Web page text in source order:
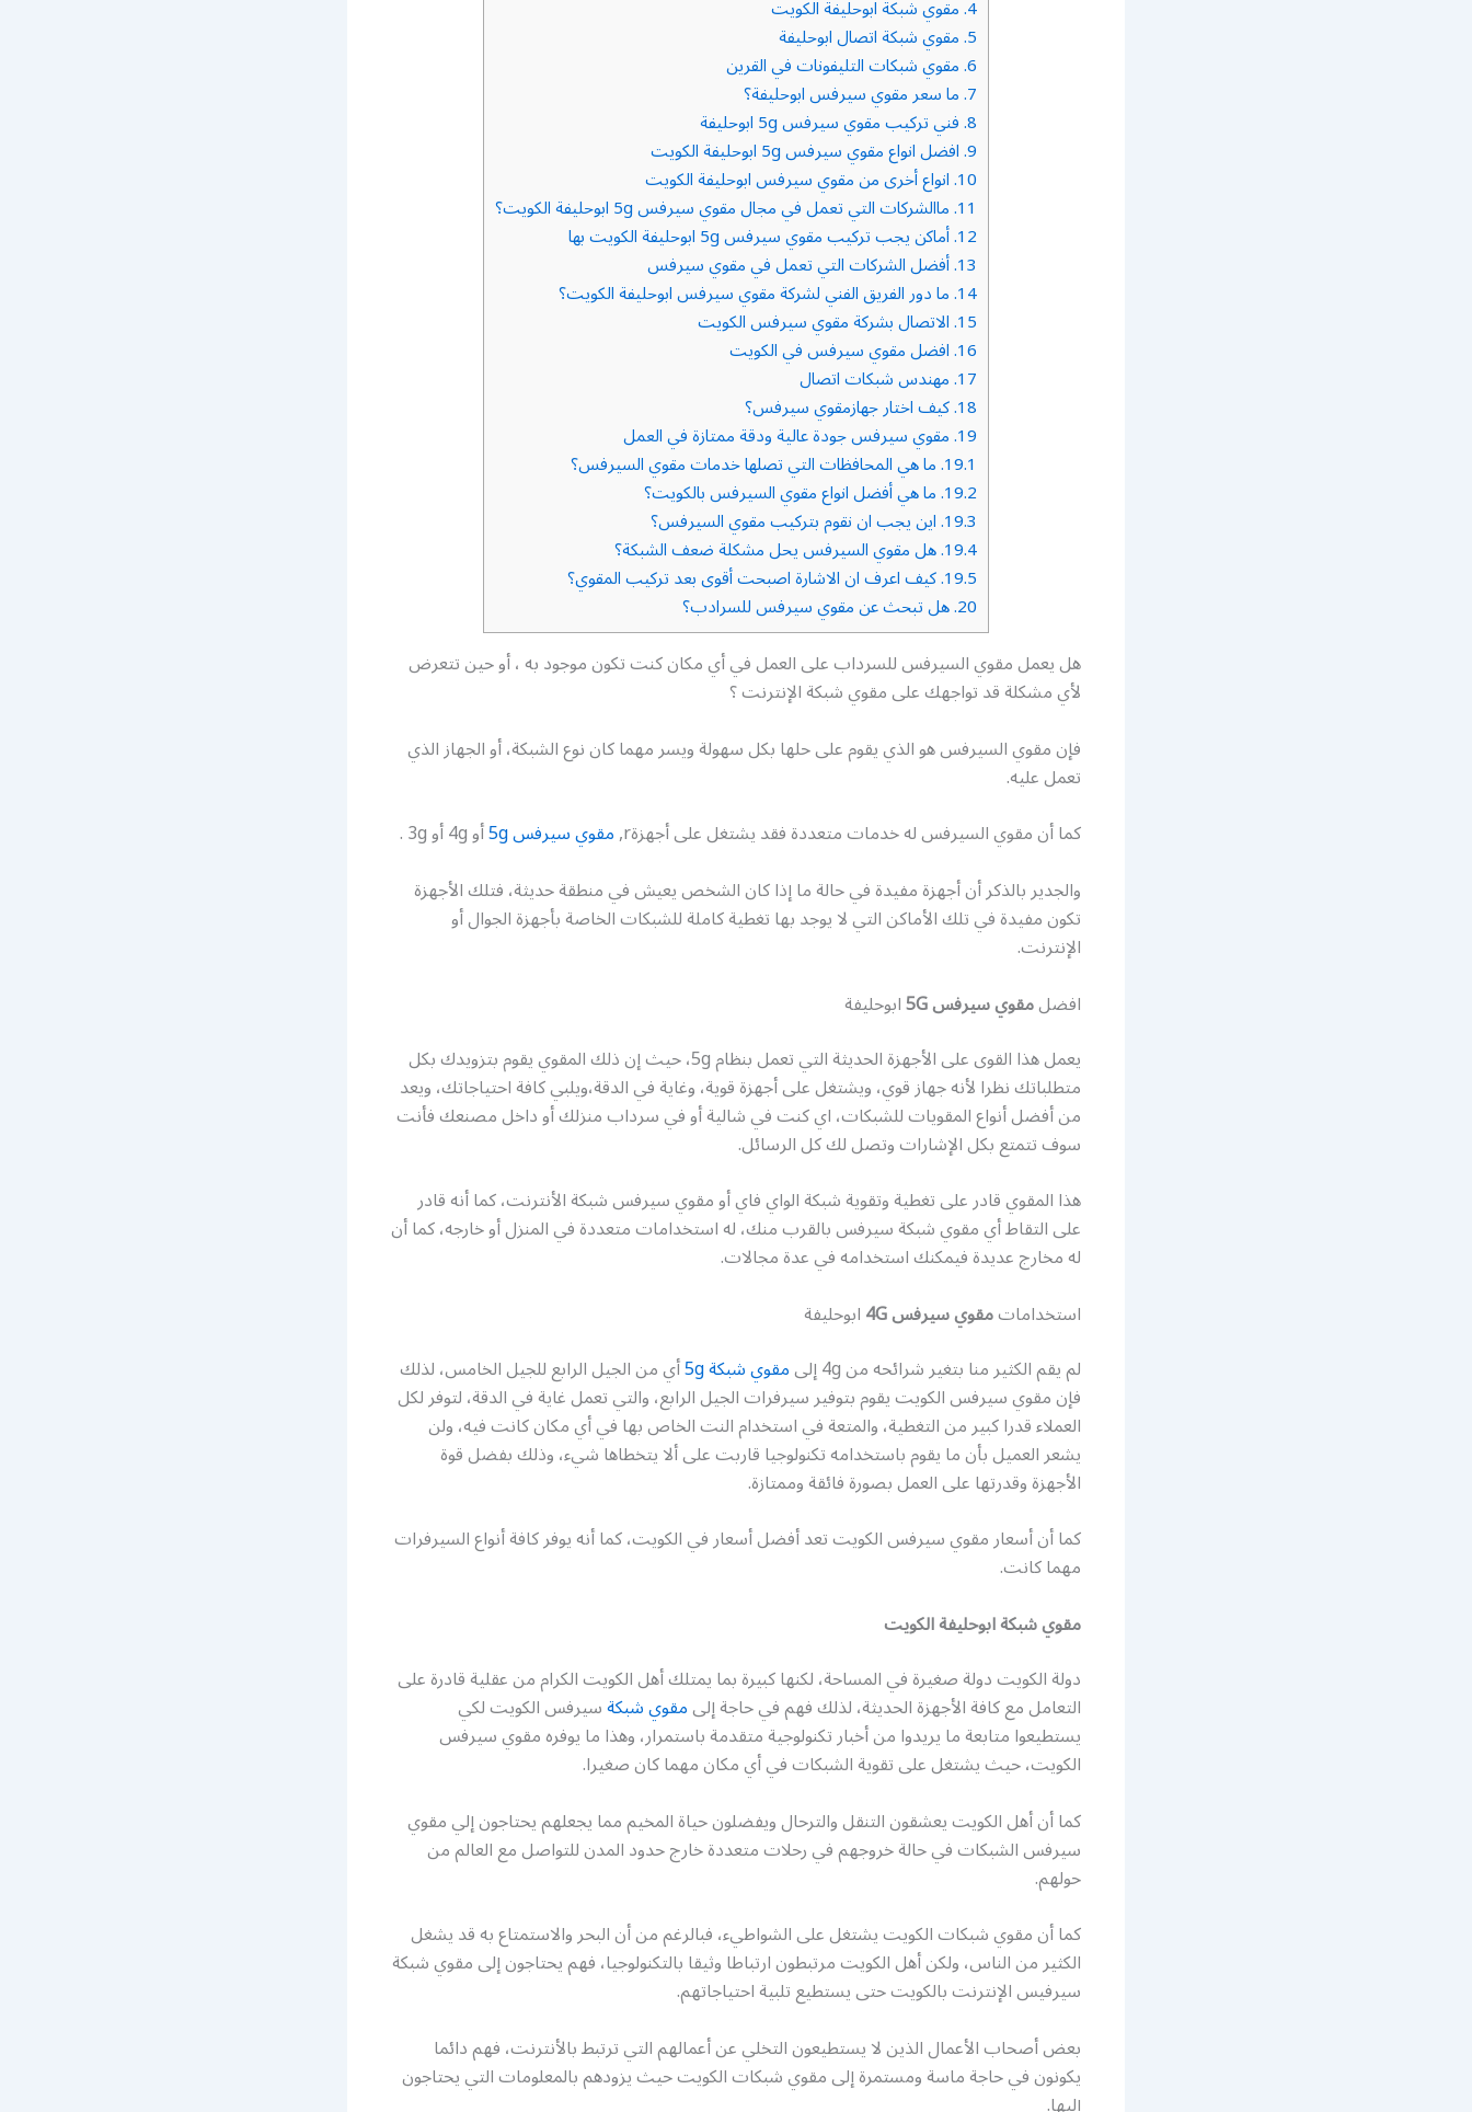
4. مقوي شبكة ابوحليفة الكويت
5. مقوي شبكة اتصال ابوحليفة
6. مقوي شبكات التليفونات في القرين
7. ما سعر مقوي سيرفس ابوحليفة؟
8. فني تركيب مقوي سيرفس 5g ابوحليفة
9. افضل انواع مقوي سيرفس 5g ابوحليفة الكويت
10. انواع أخرى من مقوي سيرفس ابوحليفة الكويت
11. ماالشركات التي تعمل في مجال مقوي سيرفس 5g ابوحليفة الكويت؟
12. أماكن يجب تركيب مقوي سيرفس 5g ابوحليفة الكويت بها
13. أفضل الشركات التي تعمل في مقوي سيرفس
14. ما دور الفريق الفني لشركة مقوي سيرفس ابوحليفة الكويت؟
15. الاتصال بشركة مقوي سيرفس الكويت
16. افضل مقوي سيرفس في الكويت
17. مهندس شبكات اتصال
18. كيف اختار جهازمقوي سيرفس؟
19. مقوي سيرفس جودة عالية ودقة ممتازة في العمل
19.1. ما هي المحافظات التي تصلها خدمات مقوي السيرفس؟
19.2. ما هي أفضل انواع مقوي السيرفس بالكويت؟
19.3. اين يجب ان نقوم بتركيب مقوي السيرفس؟
19.4. هل مقوي السيرفس يحل مشكلة ضعف الشبكة؟
19.5. كيف اعرف ان الاشارة اصبحت أقوى بعد تركيب المقوي؟
20. هل تبحث عن مقوي سيرفس للسرادب؟
هل يعمل مقوي السيرفس للسرداب على العمل في أي مكان كنت تكون موجود به ، أو حين تتعرض
لأي مشكلة قد تواجهك على مقوي شبكة الإنترنت ؟
فإن مقوي السيرفس هو الذي يقوم على حلها بكل سهولة ويسر مهما كان نوع الشبكة، أو الجهاز الذي
تعمل عليه.
كما أن مقوي السيرفس له خدمات متعددة فقد يشتغل على أجهزةr, مقوي سيرفس 5g
أو 4g أو 3g .
والجدير بالذكر أن أجهزة مفيدة في حالة ما إذا كان الشخص يعيش في منطقة حديثة، فتلك الأجهزة
تكون مفيدة في تلك الأماكن التي لا يوجد بها تغطية كاملة للشبكات الخاصة بأجهزة الجوال أو
الإنترنت.
افضلمقوي سيرفس 5G
ابوحليفة
يعمل هذا القوى على الأجهزة الحديثة التي تعمل بنظام 5g، حيث إن ذلك المقوي يقوم بتزويدك بكل
متطلباتك نظرا لأنه جهاز قوي، ويشتغل على أجهزة قوية، وغاية في الدقة،ويلبي كافة احتياجاتك، ويعد
من أفضل أنواع المقويات للشبكات، اي كنت في شالية أو في سرداب منزلك أو داخل مصنعك فأنت
سوف تتمتع بكل الإشارات وتصل لك كل الرسائل.
هذا المقوي قادر على تغطية وتقوية شبكة الواي فاي أو مقوي سيرفس شبكة الأنترنت، كما أنه قادر
على التقاط أي مقوي شبكة سيرفس بالقرب منك، له استخدامات متعددة في المنزل أو خارجه، كما أن
له مخارج عديدة فيمكنك استخدامه في عدة مجالات.
استخداماتمقوي سيرفس 4G
ابوحليفة
لم يقم الكثير منا بتغير شرائحه من 4g إلى
مقوي شبكة 5g أي من الجيل الرابع للجيل الخامس، لذلك
فإن مقوي سيرفس الكويت يقوم بتوفير سيرفرات الجيل الرابع، والتي تعمل غاية في الدقة، لتوفر لكل
العملاء قدرا كبير من التغطية، والمتعة في استخدام النت الخاص بها في أي مكان كانت فيه، ولن
يشعر العميل بأن ما يقوم باستخدامه تكنولوجيا قاربت على ألا يتخطاها شيء، وذلك بفضل قوة
الأجهزة وقدرتها على العمل بصورة فائقة وممتازة.
كما أن أسعار مقوي سيرفس الكويت تعد أفضل أسعار في الكويت، كما أنه يوفر كافة أنواع السيرفرات
مهما كانت.
مقوي شبكة ابوحليفة الكويت
دولة الكويت دولة صغيرة في المساحة، لكنها كبيرة بما يمتلك أهل الكويت الكرام من عقلية قادرة على
التعامل مع كافة الأجهزة الحديثة، لذلك فهم في حاجة إلىمقوي شبكةسيرفس الكويت لكي
يستطيعوا متابعة ما يريدوا من أخبار تكنولوجية متقدمة باستمرار، وهذا ما يوفره مقوي سيرفس
الكويت، حيث يشتغل على تقوية الشبكات في أي مكان مهما كان صغيرا.
كما أن أهل الكويت يعشقون التنقل والترحال ويفضلون حياة المخيم مما يجعلهم يحتاجون إلي مقوي
سيرفس الشبكات في حالة خروجهم في رحلات متعددة خارج حدود المدن للتواصل مع العالم من
حولهم.
كما أن مقوي شبكات الكويت يشتغل على الشواطيء، فبالرغم من أن البحر والاستمتاع به قد يشغل
الكثير من الناس، ولكن أهل الكويت مرتبطون ارتباطا وثيقا بالتكنولوجيا، فهم يحتاجون إلى مقوي شبكة
سيرفيس الإنترنت بالكويت حتى يستطيع تلبية احتياجاتهم.
بعض أصحاب الأعمال الذين لا يستطيعون التخلي عن أعمالهم التي ترتبط بالأنترنت، فهم دائما
يكونون في حاجة ماسة ومستمرة إلى مقوي شبكات الكويت حيث يزودهم بالمعلومات التي يحتاجون